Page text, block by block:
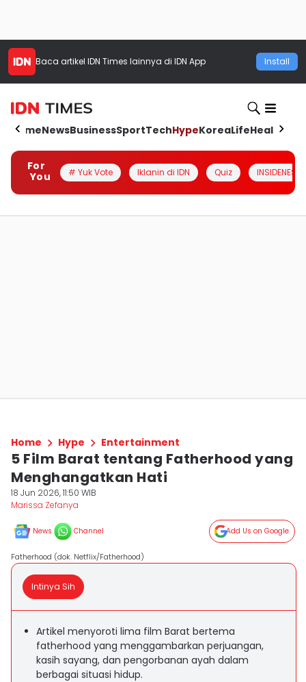
Baca artikel IDN Times lainnya di IDN App Install
HomeNewsBusinessSportTechHypeKoreaLifeHealth
For
You
# Yuk Vote Iklanin di IDN Quiz INSIDENESIA
Home Hype Entertainment
5 Film Barat tentang Fatherhood yang
Menghangatkan Hati
18 Jun 2026, 11:50 WIB
Marissa Zefanya
News Channel Add Us on Google
Fatherhood (dok. Netflix/Fatherhood)
Intinya Sih
Artikel menyoroti lima film Barat bertema
fatherhood yang menggambarkan perjuangan,
kasih sayang, dan pengorbanan ayah dalam
berbagai situasi hidup.